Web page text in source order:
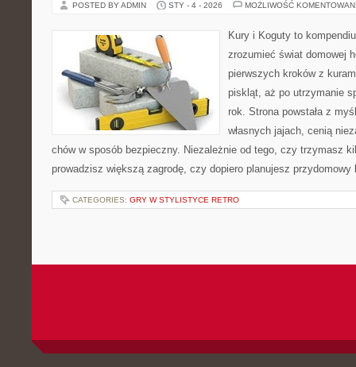
POSTED BY ADMIN STY - 4 - 2026 MOŻLIWOŚĆ
Kury i Koguty to
zrozumieć świat domowej
pierwszych kroków z
piskląt, aż po utrzymanie
rok. Strona powstała z
własnych jajach, cenią
chów w sposób bezpieczny. Niezależnie od tego, czy trzymasz
prowadzisz większą zagrodę, czy dopiero planujesz
CATEGORIES: GRY W STYLISTYCE RETRO